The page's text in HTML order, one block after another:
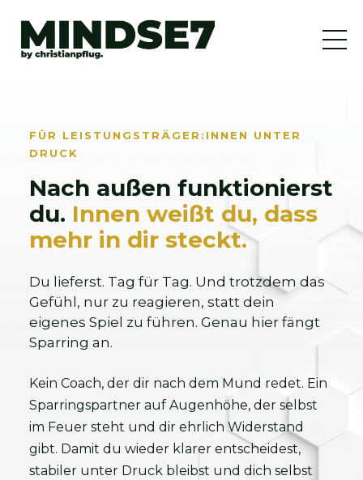
FÜR LEISTUNGSTRÄGER:INNEN UNTER
DRUCK
Nach außen funktionierst
du. Innen weißt du, dass
mehr in dir steckt.
Du lieferst. Tag für Tag. Und trotzdem das
Gefühl, nur zu reagieren, statt dein
eigenes Spiel zu führen. Genau hier fängt
Sparring an.
Kein Coach, der dir nach dem Mund redet. Ein
Sparringspartner auf Augenhöhe, der selbst
im Feuer steht und dir ehrlich Widerstand
gibt. Damit du wieder klarer entscheidest,
stabiler unter Druck bleibst und dich selbst